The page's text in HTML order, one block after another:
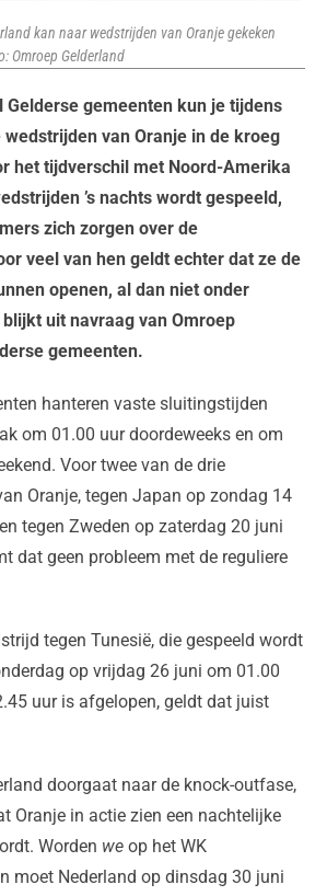
kan naar wedstrijden van Oranje gekeken
Omroep Gelderland
Gelderse gemeenten kun je tijdens
wedstrijden van Oranje in de kroeg
het tijdverschil met Noord-Amerika
’s nachts wordt gespeeld,
zich zorgen over de
veel van hen geldt echter dat ze de
openen, al dan niet onder
uit navraag van Omroep
gemeenten.
hanteren vaste sluitingstijden
om 01.00 uur doordeweeks en om
Voor twee van de drie
Oranje, tegen Japan op zondag 14
tegen Zweden op zaterdag 20 juni
dat geen probleem met de reguliere
tegen Tunesië, die gespeeld wordt
op vrijdag 26 juni om 01.00
uur is afgelopen, geldt dat juist
doorgaat naar de knock-outfase,
Oranje in actie zien een nachtelijke
Worden we op het WK
moet Nederland op dinsdag 30 juni